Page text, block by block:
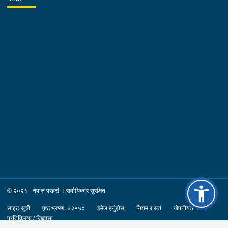
© २०२१ - नेपाल प्रहरी । सर्वाधिकार सुरक्षित
साइट सूची पृष्ठ भ्रमण: ४२५५० ईमेल हेर्नुहोस् नियम र सर्त
गोपनीयता नीति
प्रतिक्रिया / जिज्ञासा